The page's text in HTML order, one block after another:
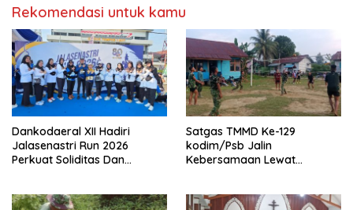
Rekomendasi untuk kamu
Dankodaeral XII Hadiri
Jalasenastri Run 2026
Perkuat Soliditas Dan
Satgas TMMD Ke-129
kodim/Psb Jalin
Kebersamaan Lewat